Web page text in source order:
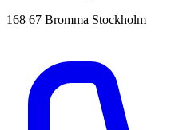
168 67 Bromma Stockholm